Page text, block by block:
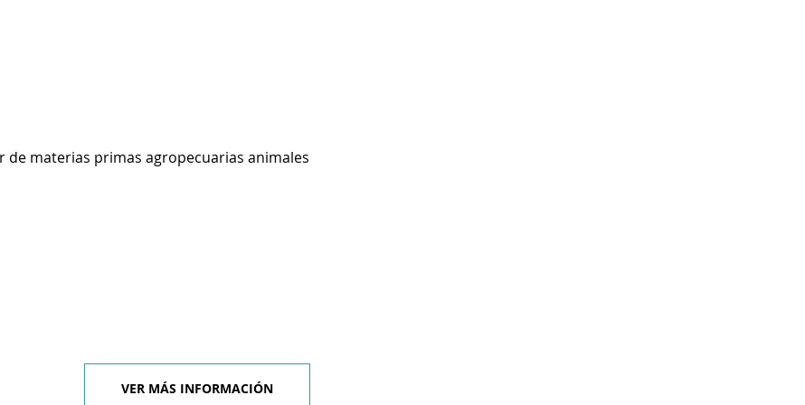
de materias primas agropecuarias animales
VER MÁS INFORMACIÓN